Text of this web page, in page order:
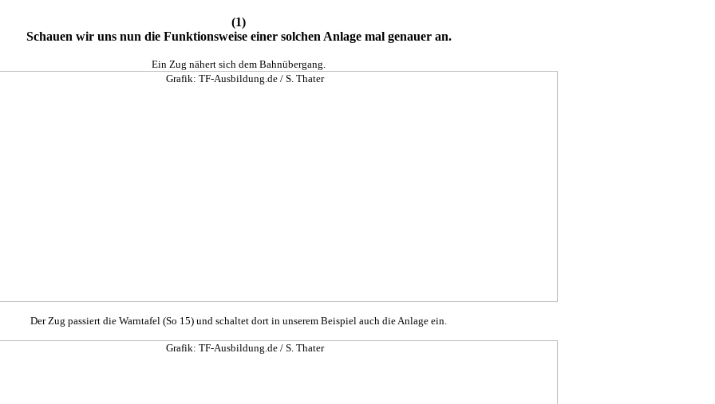
(1)
Schauen wir uns nun die Funktionsweise einer solchen Anlage mal genauer an.
Ein Zug nähert sich dem Bahnübergang.
Der Zug passiert die Warntafel (So 15) und schaltet dort in unserem Beispiel auch die Anlage ein.